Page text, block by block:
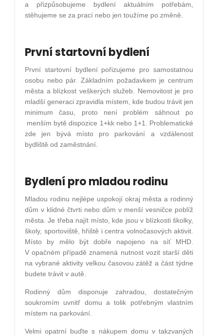
a přizpůsobujeme bydlení aktuálním potřebám,
stěhujeme se za prací nebo jen toužíme po změně.
První startovní bydlení
První startovní bydlení pořizujeme pro samostatnou
osobu nebo pár. Základním požadavkem je centrum
města a blízkost veškerých služeb. Nemovitost je pro
mladší generaci zpravidla místem, kde budou trávit jen
minimum času, proto není problém sáhnout po
menším bytě dispozice 1+kk nebo 1+1. Problematické
zde jen bývá místo pro parkování a vzdálenost
bydliště od zaměstnání.
Bydlení pro mladou rodinu
Mladou rodinu nejlépe uspokojí okraj města a rodinný
dům v klidné čtvrti nebo dům v menší vesničce poblíž
města. Je třeba najít místo, kde jsou v blízkosti školky,
školy, sportoviště, hřiště i centra volnočasových aktivit.
Místo by mělo být dobře napojeno na síť MHD.
V opačném případě znamená nutnost vozit starší děti
na vybrané aktivity velkou časovou zátěž a část týdne
budete trávit v autě.
Rodinný dům disponuje zahradou, dostatečným
soukromím uvnitř domu a tolik potřebným vlastním
místem na parkování.
Velmi opatrní buďte s nákupem domu v takzvaných